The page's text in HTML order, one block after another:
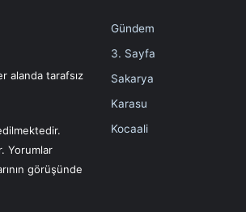
alanda tarafsız
Yorumlar
görüşünde
Gündem
3. Sayfa
Sakarya
Karasu
Kocaali